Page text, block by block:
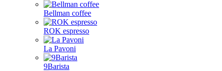
Bellman coffee
ROK espresso
La Pavoni
9Barista